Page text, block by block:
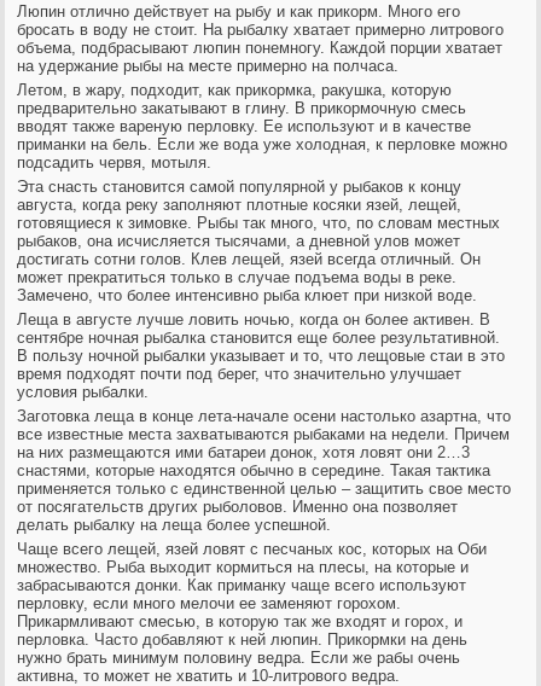
Люпин отлично действует на рыбу и как прикорм. Много его
бросать в воду не стоит. На рыбалку хватает примерно литрового
объема, подбрасывают люпин понемногу. Каждой порции хватает
на удержание рыбы на месте примерно на полчаса.
Летом, в жару, подходит, как прикормка, ракушка, которую
предварительно закатывают в глину. В прикормочную смесь
вводят также вареную перловку. Ее используют и в качестве
приманки на бель. Если же вода уже холодная, к перловке можно
подсадить червя, мотыля.
Эта снасть становится самой популярной у рыбаков к концу
августа, когда реку заполняют плотные косяки язей, лещей,
готовящиеся к зимовке. Рыбы так много, что, по словам местных
рыбаков, она исчисляется тысячами, а дневной улов может
достигать сотни голов. Клев лещей, язей всегда отличный. Он
может прекратиться только в случае подъема воды в реке.
Замечено, что более интенсивно рыба клюет при низкой воде.
Леща в августе лучше ловить ночью, когда он более активен. В
сентябре ночная рыбалка становится еще более результативной.
В пользу ночной рыбалки указывает и то, что лещовые стаи в это
время подходят почти под берег, что значительно улучшает
условия рыбалки.
Заготовка леща в конце лета-начале осени настолько азартна, что
все известные места захватываются рыбаками на недели. Причем
на них размещаются ими батареи донок, хотя ловят они 2…3
снастями, которые находятся обычно в середине. Такая тактика
применяется только с единственной целью – защитить свое место
от посягательств других рыболовов. Именно она позволяет
делать рыбалку на леща более успешной.
Чаще всего лещей, язей ловят с песчаных кос, которых на Оби
множество. Рыба выходит кормиться на плесы, на которые и
забрасываются донки. Как приманку чаще всего используют
перловку, если много мелочи ее заменяют горохом.
Прикармливают смесью, в которую так же входят и горох, и
перловка. Часто добавляют к ней люпин. Прикормки на день
нужно брать минимум половину ведра. Если же рабы очень
активна, то может не хватить и 10-литрового ведра.